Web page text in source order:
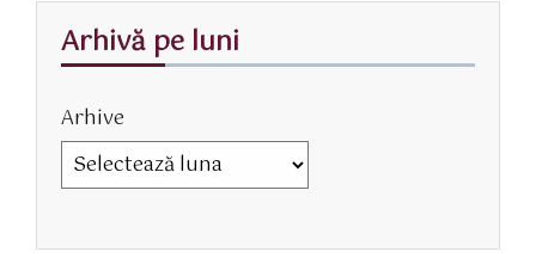
Arhivă pe luni
Arhive